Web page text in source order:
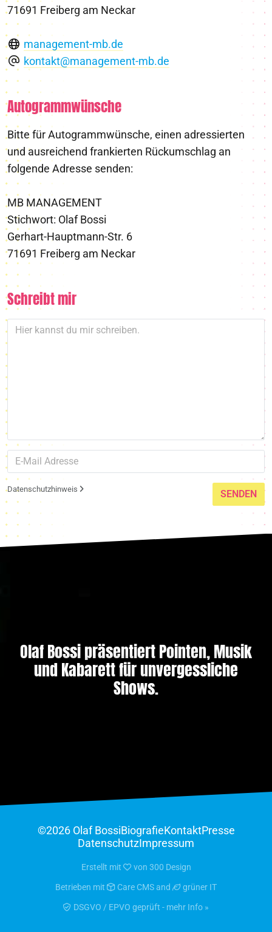
71691 Freiberg am Neckar
management-mb.de
kontakt@management-mb.de
Autogrammwünsche
Bitte für Autogrammwünsche, einen adressierten
und ausreichend frankierten Rückumschlag an
folgende Adresse senden:
MB MANAGEMENT
Stichwort: Olaf Bossi
Gerhart-Hauptmann-Str. 6
71691 Freiberg am Neckar
Schreibt mir
Datenschutzhinweis SENDEN
Olaf Bossi präsentiert Pointen, Musik
und Kabarett für unvergessliche
Shows.
©2026 Olaf BossiBiografieKontaktPresse
DatenschutzImpressum
Erstellt mit von 300 Design
Betrieben mit Care CMSand grüner IT
DSGVO / EPVO geprüft - mehr Info »